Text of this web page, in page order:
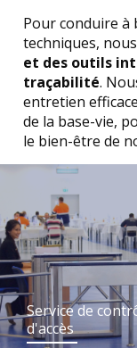
Pour conduire à
techniques,
et des outils
traçabilité.
entretien
de la base-vie,
le bien-être de
Service de
d'accès